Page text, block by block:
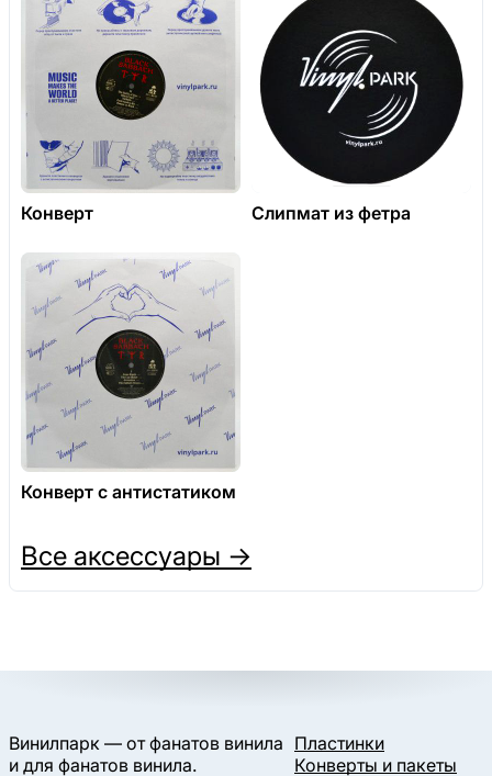
Конверт Слипмат из фетра
Конверт с антистатиком
Все аксессуары →
Винилпарк — от фанатов винила
и для фанатов винила.
Пластинки
Конверты и пакеты